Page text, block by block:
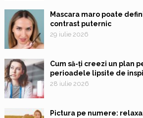
Mascara maro poate
contrast puternic
29 iulie 2026
Cum să-ți creezi un plan
perioadele lipsite de
28 iulie 2026
Pictura pe numere: